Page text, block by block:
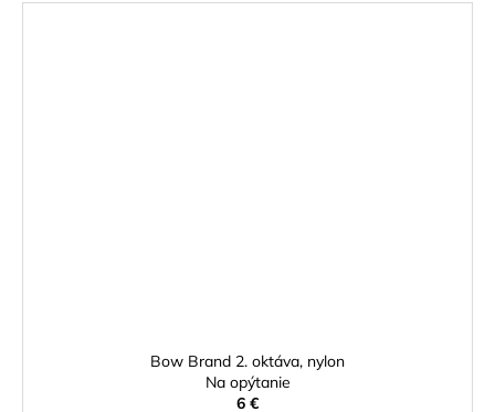
Bow Brand 2. oktáva, nylon
Na opýtanie
6 €